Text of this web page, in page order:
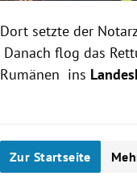
Dort setzte der
Danach flog das
Rumänen ins
Zur Startseite